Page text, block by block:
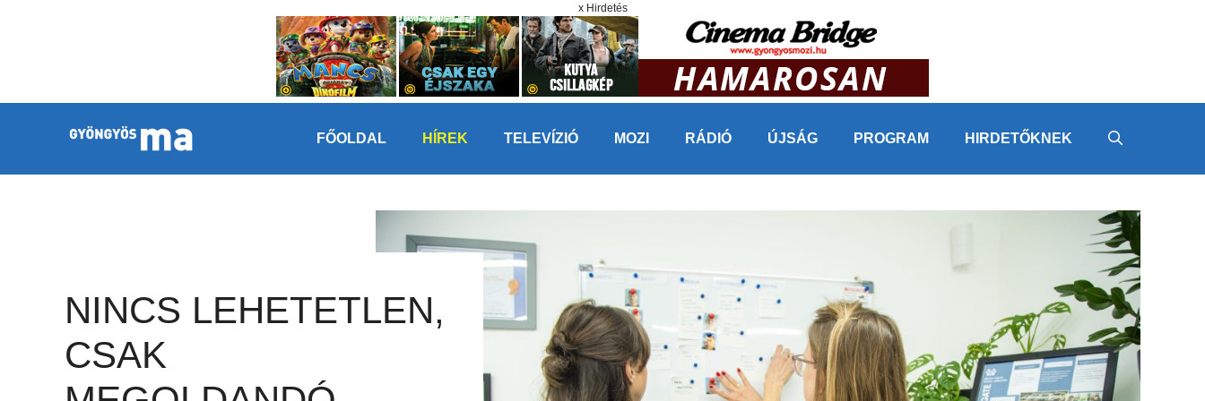
x Hirdetés
FŐOLDAL HÍREK TELEVÍZIÓ MOZI RÁDIÓ ÚJSÁG PROGRAM HIRDETŐKNEK
NINCS LEHETETLEN,
CSAK